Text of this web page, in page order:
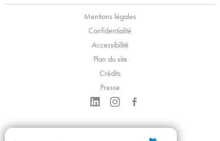
Mentions légales
Confidentialité
Accessibilité
Plan du site
Crédits
Presse